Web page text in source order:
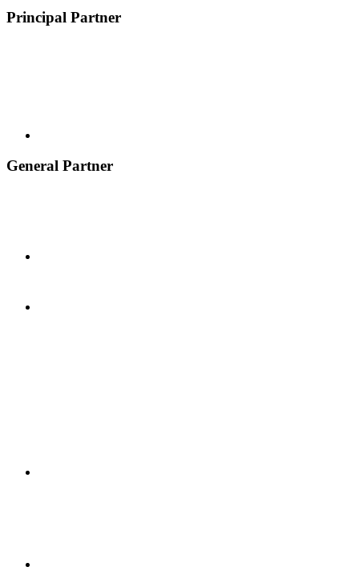
Principal Partner
General Partner